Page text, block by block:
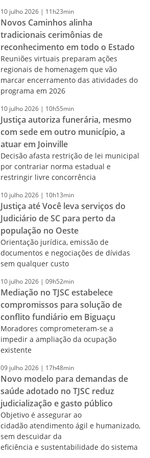
10 julho2026 | 11h23min
Novos Caminhos alinha
tradicionais cerimônias de
reconhecimento em todo o Estado
Reuniões virtuais preparam ações
regionais de homenagem que vão
marcar encerramento das atividades do
programa em 2026
10 julho2026 | 10h55min
Justiça autoriza funerária, mesmo
com sede em outro município, a
atuar em Joinville
Decisão afasta restrição de lei municipal
por contrariar norma estadual e
restringir livre concorrência
10 julho2026 | 10h13min
Justiça até Você leva serviços do
Judiciário de SC para perto da
população no Oeste
Orientação jurídica, emissão de
documentos e negociações de dívidas
sem qualquer custo
10 julho2026 | 09h52min
Mediação no TJSC estabelece
compromissos para solução de
conflito fundiário em Biguaçu
Moradores comprometeram-se a
impedir a ampliação da ocupação
existente
09 julho2026 | 17h48min
Novo modelo para demandas de
saúde adotado no TJSC reduz
judicialização e gasto público
Objetivo é assegurar ao
cidadão atendimento ágil e humanizado,
sem descuidar da
eficiência e sustentabilidade do sistema